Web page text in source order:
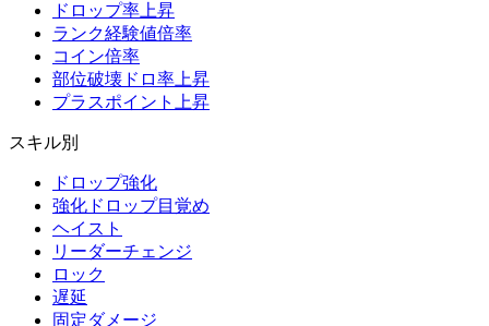
ドロップ率上昇
ランク経験値倍率
コイン倍率
部位破壊ドロ率上昇
プラスポイント上昇
スキル別
ドロップ強化
強化ドロップ目覚め
ヘイスト
リーダーチェンジ
ロック
遅延
固定ダメージ